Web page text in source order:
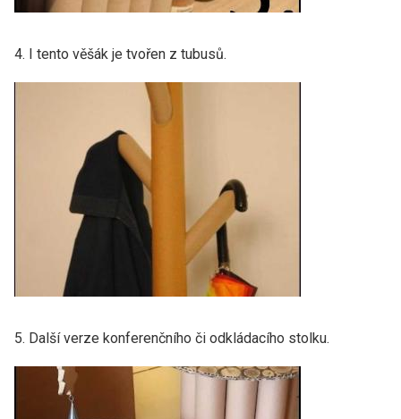
4. I tento věšák je tvořen z tubusů.
5. Další verze konferenčního či odkládacího stolku.